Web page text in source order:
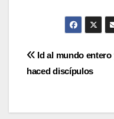
entradas
Id al mundo entero
haced discípulos